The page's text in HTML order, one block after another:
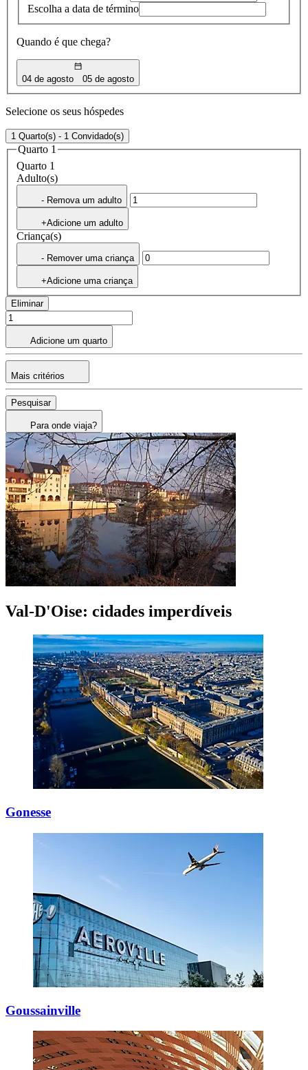
Escolha a data de término
Quando é que chega?
04 de agosto 05 de agosto
Selecione os seus hóspedes
1 Quarto(s) - 1 Convidado(s)
Quarto 1
Quarto 1
Adulto(s)
- Remova um adulto
+Adicione um adulto
Criança(s)
- Remover uma criança
+Adicione uma criança
Eliminar
Adicione um quarto
Mais critérios
Pesquisar
Para onde viaja?
Val-D'Oise: cidades imperdíveis
Gonesse
Goussainville